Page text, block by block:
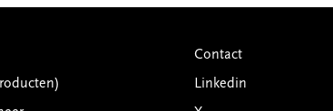
Contact
Linkedin